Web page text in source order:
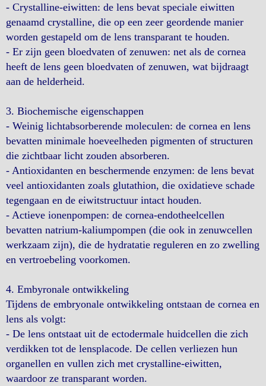
- Crystalline-eiwitten: de lens bevat speciale eiwitten
genaamd crystalline, die op een zeer geordende manier
worden gestapeld om de lens transparant te houden.
- Er zijn geen bloedvaten of zenuwen: net als de cornea
heeft de lens geen bloedvaten of zenuwen, wat bijdraagt
aan de helderheid.
3. Biochemische eigenschappen
- Weinig lichtabsorberende moleculen: de cornea en lens
bevatten minimale hoeveelheden pigmenten of structuren
die zichtbaar licht zouden absorberen.
- Antioxidanten en beschermende enzymen: de lens bevat
veel antioxidanten zoals glutathion, die oxidatieve schade
tegengaan en de eiwitstructuur intact houden.
- Actieve ionenpompen: de cornea-endotheelcellen
bevatten natrium-kaliumpompen (die ook in zenuwcellen
werkzaam zijn), die de hydratatie reguleren en zo zwelling
en vertroebeling voorkomen.
4. Embyronale ontwikkeling
Tijdens de embryonale ontwikkeling ontstaan de cornea en
lens als volgt:
- De lens ontstaat uit de ectodermale huidcellen die zich
verdikken tot de lensplacode. De cellen verliezen hun
organellen en vullen zich met crystalline-eiwitten,
waardoor ze transparant worden.